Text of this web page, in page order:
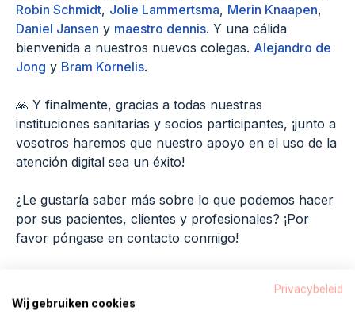
Robin Schmidt, Jolie Lammertsma, Merin Knaapen,
Daniel Jansen y maestro dennis. Y una cálida
bienvenida a nuestros nuevos colegas. Alejandro de
Jong y Bram Kornelis.
🙏 Y finalmente, gracias a todas nuestras
instituciones sanitarias y socios participantes, ¡junto a
vosotros haremos que nuestro apoyo en el uso de la
atención digital sea un éxito!
¿Le gustaría saber más sobre lo que podemos hacer
por sus pacientes, clientes y profesionales? ¡Por
favor póngase en contacto conmigo!
Privacybeleid
Wij gebruiken cookies